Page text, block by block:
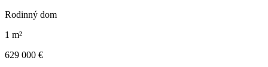
Rodinný dom
1 m²
629 000 €